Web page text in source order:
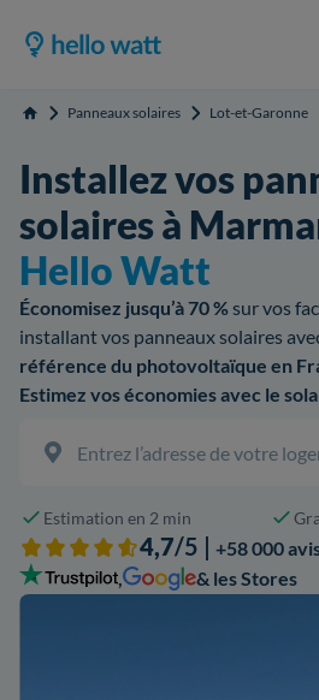
Accueil Panneaux solaires Lot-et-Garonne
Installez vos
solaires à
Hello Watt
Économisez jusqu’à 70 %sur vos
installant vos panneaux solaires
référence du photovoltaïque en
Estimez vos économies avec le
Estimation en 2 min
4,7/5 | +58 000
,
& les Stores